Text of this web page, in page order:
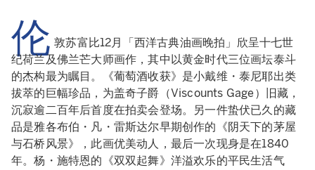
伦 敦苏富比12月「西洋古典油画晚拍」欣呈十七世
纪荷兰及佛兰芒大师画作，其中以黄金时代三位画坛泰斗
的杰构最为瞩目。《葡萄酒收获》是小戴维・泰尼耶出类
拔萃的巨幅珍品，为盖奇子爵（Viscounts Gage）旧藏，
沉寂逾二百年后首度在拍卖会登场。另一件蛰伏已久的藏
品是雅各布伯・凡・雷斯达尔早期创作的《阴天下的茅屋
与石桥风景》，此画优美动人，最后一次现身是在1840
年。杨・施特恩的《双双起舞》洋溢欢乐的平民生活气